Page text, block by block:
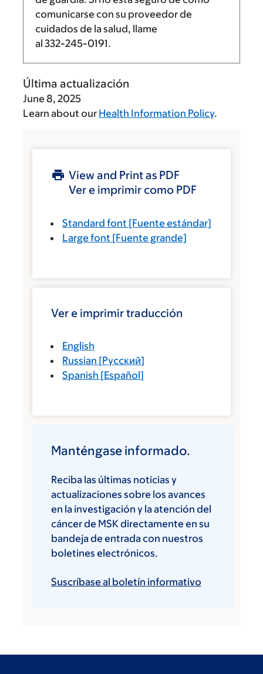
comunicarse con su proveedor de
cuidados de la salud, llame
al 332-245-0191.
Última actualización
June 8, 2025
Learn about our Health Information Policy.
View and Print as PDF
Ver e imprimir como PDF
Standard font [Fuente estándar]
Large font [Fuente grande]
Ver e imprimir traducción
English
Russian [Русский]
Spanish [Español]
Manténgase informado.
Reciba las últimas noticias y
actualizaciones sobre los avances
en la investigación y la atención del
cáncer de MSK directamente en su
bandeja de entrada con nuestros
boletines electrónicos.
Suscríbase al boletín informativo